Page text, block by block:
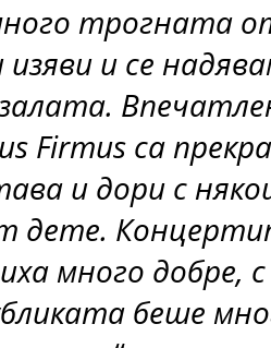
трогната
и се
Firmus са
и дори с
дете.
много добре,
беше